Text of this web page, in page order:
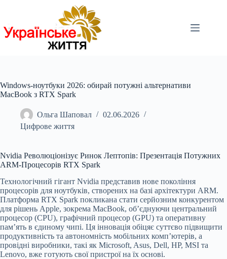
Windows-ноутбуки 2026: обирай потужні альтернативи
MacBook з RTX Spark
Ольга Шаповал
02.06.2026
Цифрове життя
Nvidia Революціонізує Ринок Лептопів: Презентація Потужних
ARM-Процесорів RTX Spark
Технологічний гігант Nvidia представив нове покоління
процесорів для ноутбуків, створених на базі архітектури ARM.
Платформа RTX Spark покликана стати серйозним конкурентом
для рішень Apple, зокрема MacBook, об’єднуючи центральний
процесор (CPU), графічний процесор (GPU) та оперативну
пам’ять в єдиному чипі. Ця інновація обіцяє суттєво підвищити
продуктивність та автономність мобільних комп’ютерів, а
провідні виробники, такі як Microsoft, Asus, Dell, HP, MSI та
Lenovo, вже готують свої пристрої на їх основі.